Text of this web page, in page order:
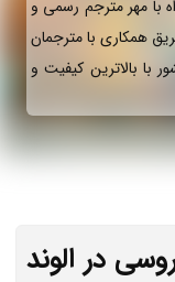
با مهر مترجم رسمی و
همکاری با مترجمان
با بالاترین کیفیت و
در الوند